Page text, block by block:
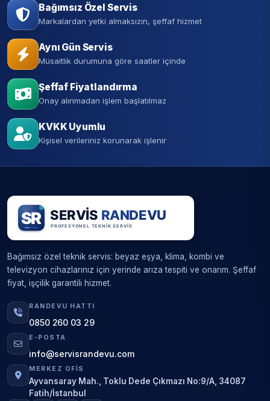
Bağımsız Özel Servis
Markalardan yetki almaksızın, şeffaf hizmet
Aynı Gün Servis
Müsaitlik durumuna göre saatler içinde
Şeffaf Fiyatlandırma
Onay alınmadan işlem başlatılmaz
KVKK Uyumlu
Kişisel verileriniz korunarak işlenir
Bağımsız özel teknik servis: beyaz eşya, klima, kombi ve
televizyon cihazlarınız için yerinde arıza tespiti ve onarım. Şeffaf
fiyat, işçilik garantili hizmet.
RANDEVU HATTI
0850 260 03 29
E-POSTA
info@servisrandevu.com
MERKEZ OFIS
Ayvansaray Mah., Toklu Dede Çıkmazı No:9/A, 34087
Fatih/İstanbul